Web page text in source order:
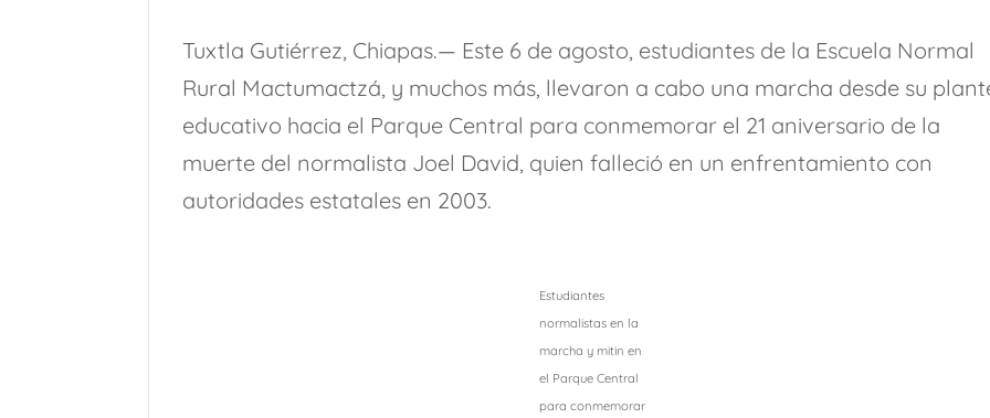
Tuxtla Gutiérrez, Chiapas.— Este 6 de agosto, estudiantes de la Escuela Normal
Rural Mactumactzá, y muchos más, llevaron a cabo una marcha desde su
educativo hacia el Parque Central para conmemorar el 21 aniversario de la
muerte del normalista Joel David, quien falleció en un enfrentamiento con
autoridades estatales en 2003.
Estudiantes
normalistas en la
marcha y mitin en
el Parque Central
para conmemorar